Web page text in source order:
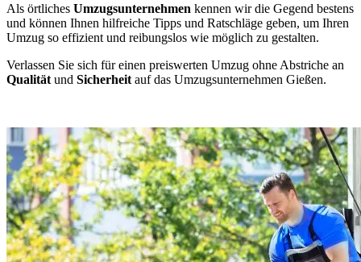
Als örtliches Umzugsunternehmen kennen wir die Gegend bestens
und können Ihnen hilfreiche Tipps und Ratschläge geben, um Ihren
Umzug so effizient und reibungslos wie möglich zu gestalten.
Verlassen Sie sich für einen preiswerten Umzug ohne Abstriche an
Qualität und Sicherheit auf das Umzugsunternehmen Gießen.